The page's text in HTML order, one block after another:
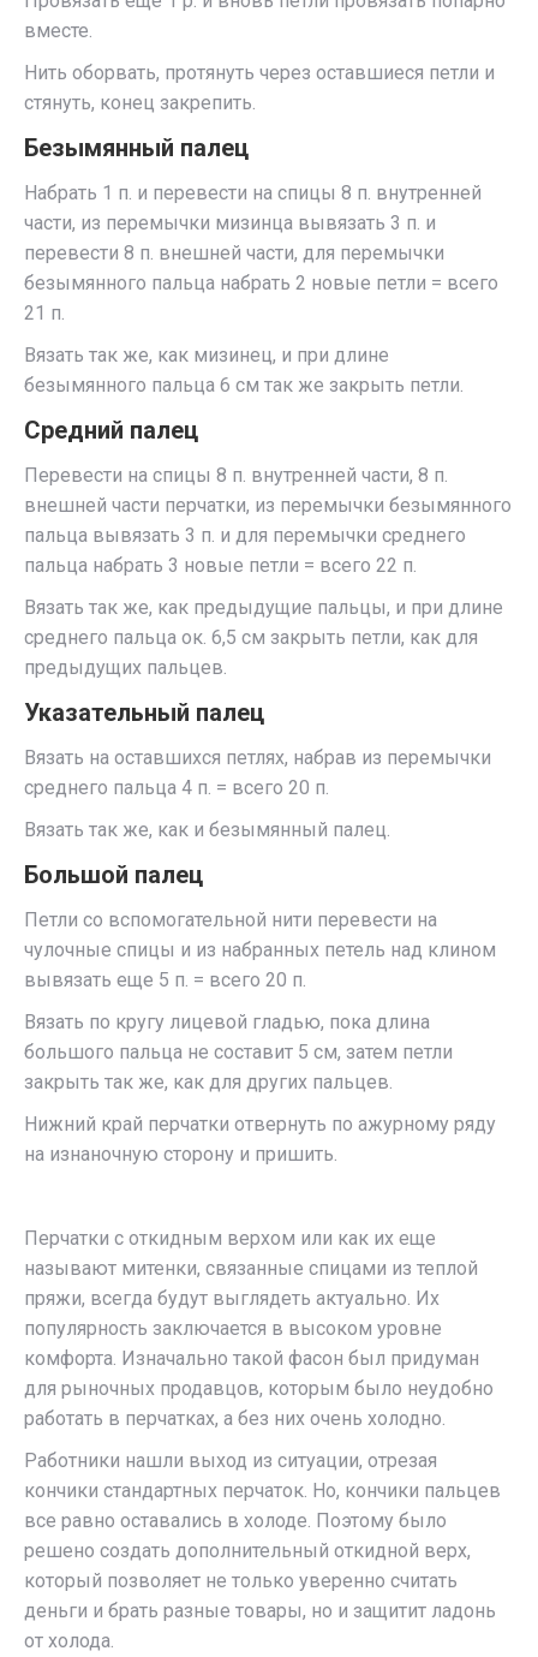
вместе.
Нить оборвать, протянуть через оставшиеся петли и
стянуть, конец закрепить.
Безымянный палец
Набрать 1 п. и перевести на спицы 8 п. внутренней
части, из перемычки мизинца вывязать 3 п. и
перевести 8 п. внешней части, для перемычки
безымянного пальца набрать 2 новые петли = всего
21 п.
Вязать так же, как мизинец, и при длине
безымянного пальца 6 см так же закрыть петли.
Средний палец
Перевести на спицы 8 п. внутренней части, 8 п.
внешней части перчатки, из перемычки безымянного
пальца вывязать 3 п. и для перемычки среднего
пальца набрать 3 новые петли = всего 22 п.
Вязать так же, как предыдущие пальцы, и при длине
среднего пальца ок. 6,5 см закрыть петли, как для
предыдущих пальцев.
Указательный палец
Вязать на оставшихся петлях, набрав из перемычки
среднего пальца 4 п. = всего 20 п.
Вязать так же, как и безымянный палец.
Большой палец
Петли со вспомогательной нити перевести на
чулочные спицы и из набранных петель над клином
вывязать еще 5 п. = всего 20 п.
Вязать по кругу лицевой гладью, пока длина
большого пальца не составит 5 см, затем петли
закрыть так же, как для других пальцев.
Нижний край перчатки отвернуть по ажурному ряду
на изнаночную сторону и пришить.
Перчатки с откидным верхом или как их еще
называют митенки, связанные спицами из теплой
пряжи, всегда будут выглядеть актуально. Их
популярность заключается в высоком уровне
комфорта. Изначально такой фасон был придуман
для рыночных продавцов, которым было неудобно
работать в перчатках, а без них очень холодно.
Работники нашли выход из ситуации, отрезая
кончики стандартных перчаток. Но, кончики пальцев
все равно оставались в холоде. Поэтому было
решено создать дополнительный откидной верх,
который позволяет не только уверенно считать
деньги и брать разные товары, но и защитит ладонь
от холода.